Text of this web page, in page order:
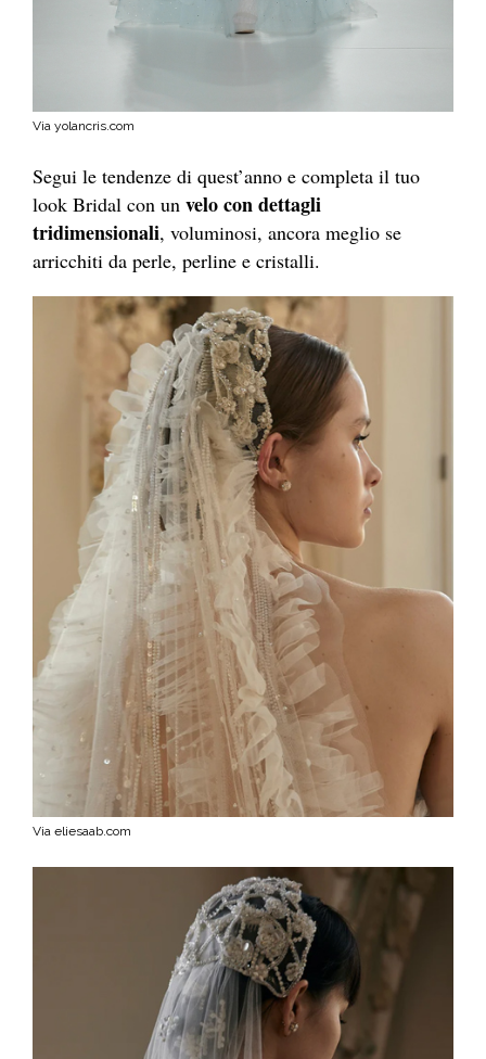
Via yolancris.com
Segui le tendenze di quest’anno e completa il tuo
look Bridal con un velo con dettagli
tridimensionali, voluminosi, ancora meglio se
arricchiti da perle, perline e cristalli.
Via eliesaab.com